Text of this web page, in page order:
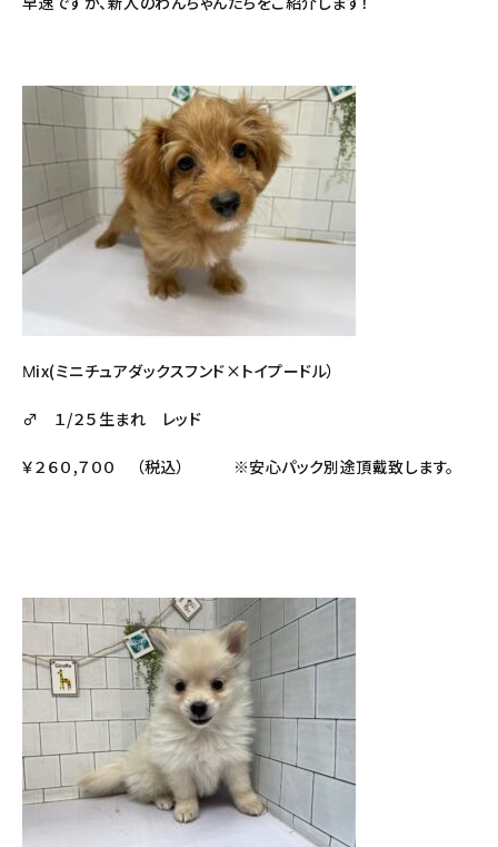
Ⅿix(ミニチュアダックスフンド×トイプードル）
♂ １/２５生まれ レッド
￥２６０,７００ （税込） ※安心パック別途頂戴致します。